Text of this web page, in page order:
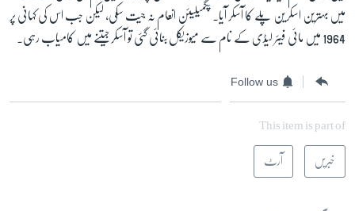
میں بہترین اسکرین پلے کا آسکر آیا۔ پگمیلیئن انعام نہ جیت سکی، لیکن جب اس کی کہانی پر
1964 میں مائی فیئر لیڈی کے نام سے میوزیکل بنائی گئی تو آسکر جیتنے میں کامیاب رہی۔
Follow us
This item is part of
خبریں آرٹ